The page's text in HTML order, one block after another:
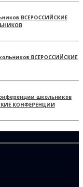
ВСЕРОССИЙСКИЕ
ВСЕРОССИЙСКИЕ
КОНФЕРЕНЦИИ